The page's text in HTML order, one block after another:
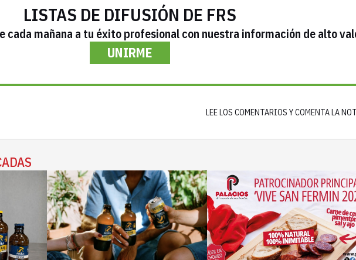
LISTAS DE DIFUSIÓN DE FRS
mañana a tu éxito profesional con nuestra información de alto
UNIRME
LEE LOS COMENTARIOS Y COMENTA LA